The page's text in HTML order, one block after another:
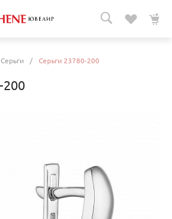
Серьги / Серьги 23780-200
200